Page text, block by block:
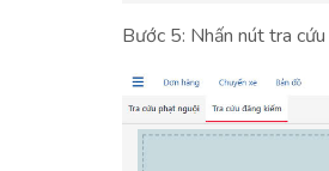
Bước 5: Nhấn nút tra